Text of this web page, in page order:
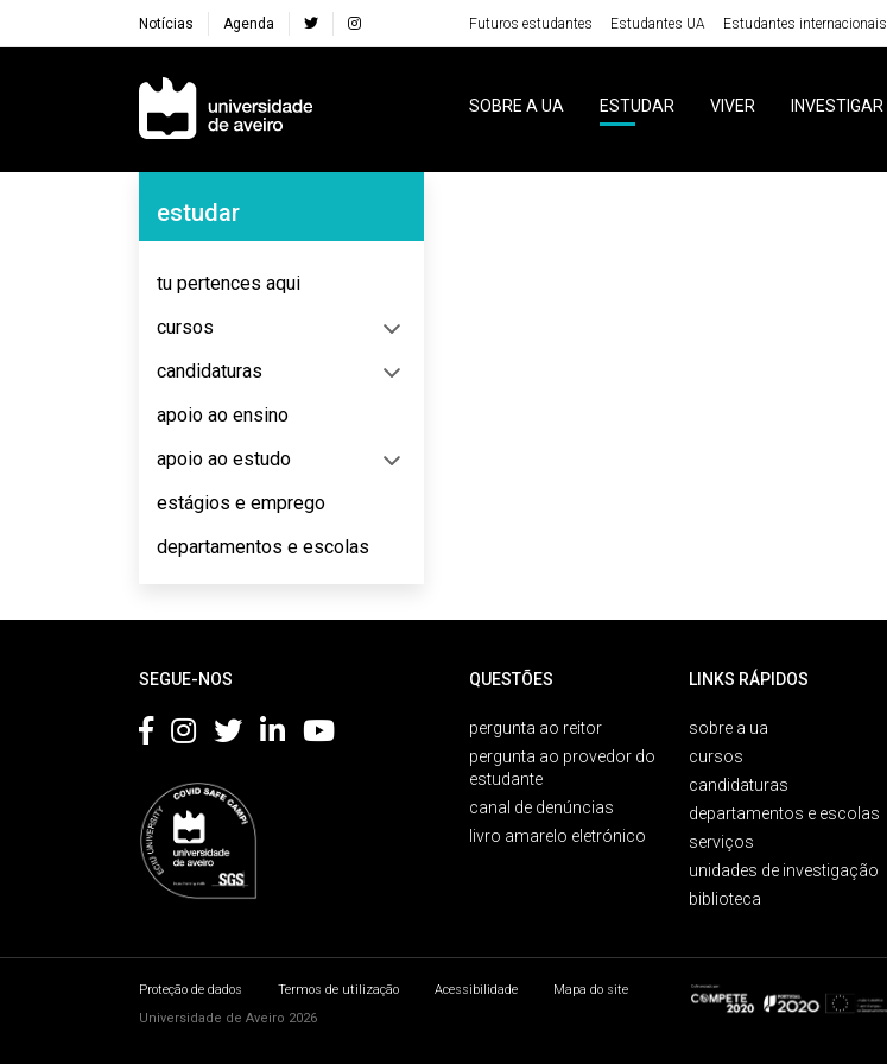
Notícias Agenda Futuros estudantes Estudantes UA Estudantes internacionais
Navegação Principal
SOBRE A UA ESTUDAR VIVER INVESTIGAR
Navegação Lateral
estudar
tu pertences aqui
cursos
candidaturas
apoio ao ensino
apoio ao estudo
estágios e emprego
departamentos e escolas
SEGUE-NOS QUESTÕES
pergunta ao reitor
pergunta ao provedor do
estudante
canal de denúncias
livro amarelo eletrónico
LINKS RÁPIDOS
sobre a ua
cursos
candidaturas
departamentos e escolas
serviços
unidades de investigação
biblioteca
Proteção de dados Termos de utilização Acessibilidade
Mapa do site
Universidade de Aveiro 2026